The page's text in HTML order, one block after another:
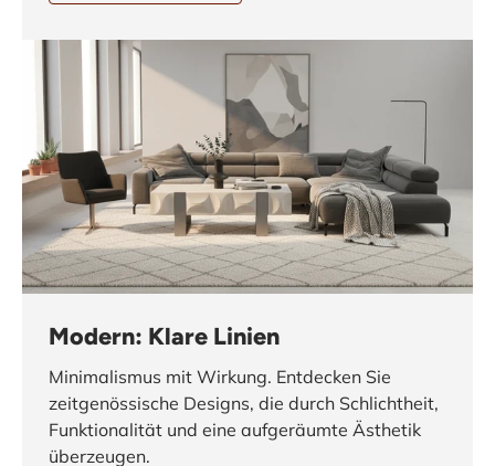
Modern: Klare Linien
Minimalismus mit Wirkung. Entdecken Sie
zeitgenössische Designs, die durch Schlichtheit,
Funktionalität und eine aufgeräumte Ästhetik
überzeugen.